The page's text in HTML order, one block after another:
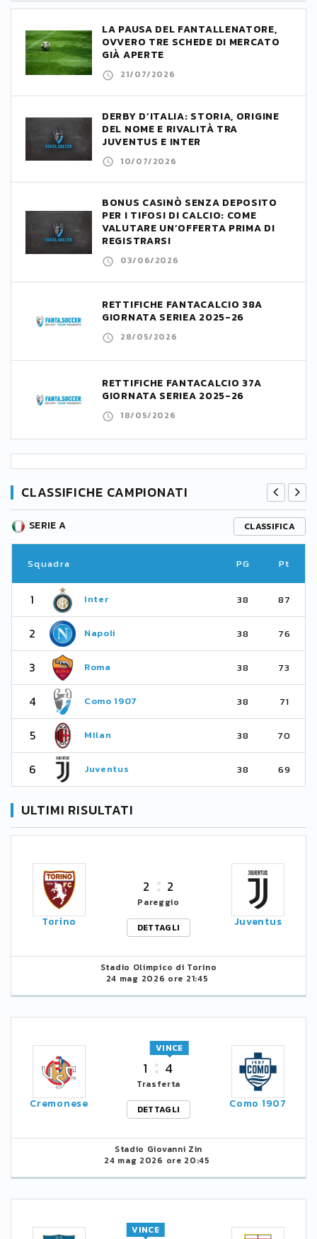
LA PAUSA DEL FANTALLENATORE,
OVVERO TRE SCHEDE DI MERCATO
GIÀ APERTE
21/07/2026
DERBY D’ITALIA: STORIA, ORIGINE
DEL NOME E RIVALITÀ TRA
JUVENTUS E INTER
10/07/2026
BONUS CASINÒ SENZA DEPOSITO
PER I TIFOSI DI CALCIO: COME
VALUTARE UN’OFFERTA PRIMA DI
REGISTRARSI
03/06/2026
RETTIFICHE FANTACALCIO 38A
GIORNATA SERIEA 2025-26
28/05/2026
RETTIFICHE FANTACALCIO 37A
GIORNATA SERIEA 2025-26
18/05/2026
CLASSIFICHE CAMPIONATI
SERIE A CLASSIFICA
Squadra PG Pt
1 Inter 38 87
2 Napoli 38 76
3 Roma 38 73
4 Como 1907 38 71
5 Milan 38 70
6 Juventus 38 69
ULTIMI RISULTATI
Torino
2 2
Pareggio
DETTAGLI
Juventus
Stadio Olimpico di Torino
24 mag 2026 ore 21:45
Cremonese
1 4
VINCE
Trasferta
DETTAGLI
Como 1907
Stadio Giovanni Zin
24 mag 2026 ore 20:45
VINCE